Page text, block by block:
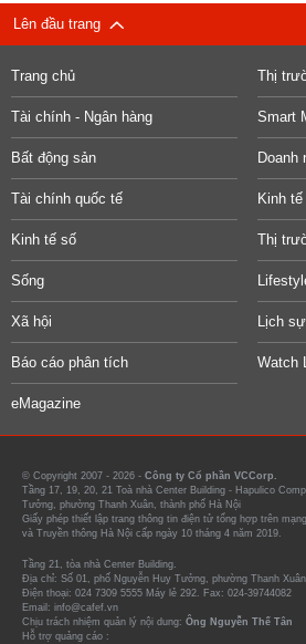
Lên đầu trang
Trang chủ Thị
Tài chính - Ngân hàng Smart
Bất động sản Doanh
Tài chính quốc tế Kinh
Kinh tế số Thị
Sống
Xã hội Lịch
Báo cáo phân tích Watch
eMagazine
© Copyright 2007 - 2026 - Công ty Cổ phần VCCorp.
Tầng 17, 19, 20, 21 Toà nhà Center Building - Hapulico
Tưởng, phường Thanh Xuân, thành phố Hà Nội
Giấy phép thiết lập trang thông tin điện tử tổng hợp trên
và Truyền thông Hà Nội cấp ngày 10 tháng 4 năm 2019.
Tầng 21, tòa nhà Center Building.
Địa chỉ: Số 01, phố Nguyễn Huy Tưởng, phường Thanh
Điện thoại: 024 7309 5555 Máy lẻ 292. Fax: 024-39744082
Email: info@cafef.vn
Chịu trách nhiệm quản lý nội dung: Ông Nguyễn Thế Tân
Hỗ trợ quảng cáo :